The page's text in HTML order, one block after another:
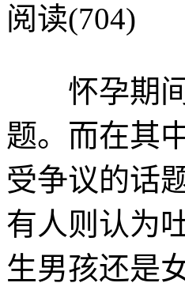
阅读(704)
怀孕期间
题。而在其
受争议的话
有人则认为
生男孩还是